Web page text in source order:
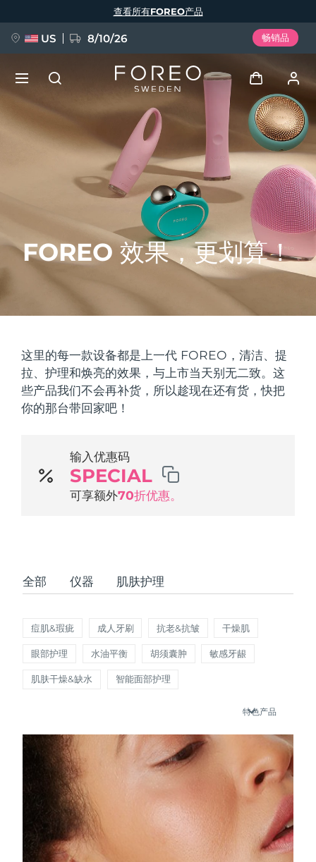
FOREO 效果，更划算！
这里的每一款设备都是上一代 FOREO，清洁、提
拉、护理和焕亮的效果，与上市当天别无二致。这
些产品我们不会再补货，所以趁现在还有货，快把
你的那台带回家吧！
输入优惠码
SPECIAL
可享额外70折优惠。
全部 仪器 肌肤护理
痘肌&瑕疵 成人牙刷 抗老&抗皱 干燥肌
眼部护理 水油平衡 胡须囊肿 敏感牙龈
肌肤干燥&缺水 智能面部护理
特色产品
查看所有FOREO产品
US 8/10/26 畅销品
登录
用户信息
我的设备
我的订单
我的地址
新品
FAQ™ Pure Beauty-Tech Elixir
BREAKING NEWS
FAQ™ Dual LED Panel
畅销产品
红光疗法
瑞典美肤护理
LUNA™ 4 套装
Anti-aging massage
LUNA™ 4 Plus
Massage, LED heating
BEAR™ 2 套装
Microcurrent toning
BEAR™ 2 go
Microcurrent toning on-the-go
补水保湿
UFO™ 3 套装
Deep facial hydration
issa™ 4
Hybrid silicone sonic toothbrush
FAQ™ 抗老护理
语言
Deutsch
Español
Italiano
Português
Polski
Svenska
Русский
简体中文 繁體中文
发货国家
美国 预计送达日期8/10/26
英国 预计送达日期8/9/26
澳大利亚
奥地利 预计送达日期
巴林
预计送达日期 8/9/26
百慕大 预计送达日期 8/15/26
波斯尼亚和黑塞哥维那 预计送达日期8/12/26
预计送达日期 8/14/26
保加利亚 预计送达日期8/9/26